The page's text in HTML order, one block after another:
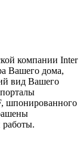
компании Inter
Вашего дома,
вид Вашего
шпонированного
работы.